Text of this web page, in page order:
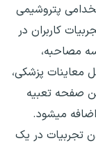
پتروشیمی
کاربران در
مصاحبه،
معاینات پزشکی،
صفحه تعبیه
میشود.
تجربیات در یک